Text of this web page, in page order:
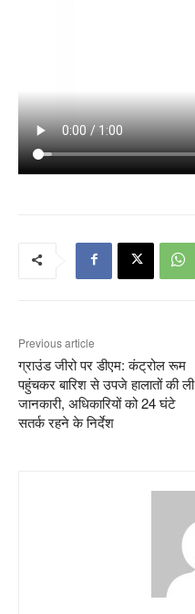
Previous article
ग्राउंड जीरो पर डीएम: कंट्रोल रूम
पहुंचकर बारिश से उपजे हालातों की ली
जानकारी, अधिकारियों को 24 घंटे
सतर्क रहने के निर्देश